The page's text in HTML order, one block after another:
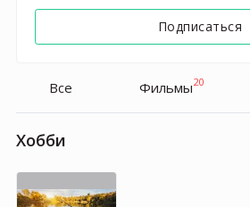
Подписаться
Все Фильмы20
Хобби